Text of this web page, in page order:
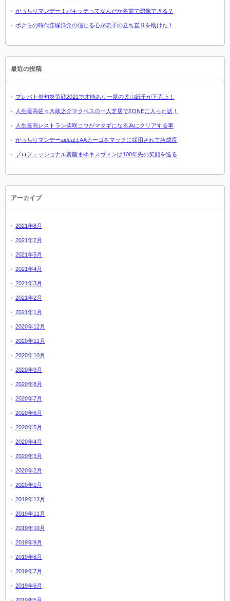
がっちりマンデー！パキッテってなんだか名前で想像できる？
ボクらの時代窪塚洋介の信じる心が息子の立ち直りを助けた！
最近の投稿
プレバト俳句炎帝戦2021で才能あり一度の犬山紙子が下克上！
人生最高佐々木蔵之介マクベスの一人芝居でZONEに入った話！
人生最高レストラン柴咲コウがマタギになる為にクリアする事
がっちりマンデーaideaはAAカーゴをマックに採用されて急成長
プロフェッショナル斎藤まゆキスヴィンは100年先の笑顔を造る
アーカイブ
2021年8月
2021年7月
2021年5月
2021年4月
2021年3月
2021年2月
2021年1月
2020年12月
2020年11月
2020年10月
2020年9月
2020年8月
2020年7月
2020年6月
2020年5月
2020年4月
2020年3月
2020年2月
2020年1月
2019年12月
2019年11月
2019年10月
2019年9月
2019年8月
2019年7月
2019年6月
2019年5月